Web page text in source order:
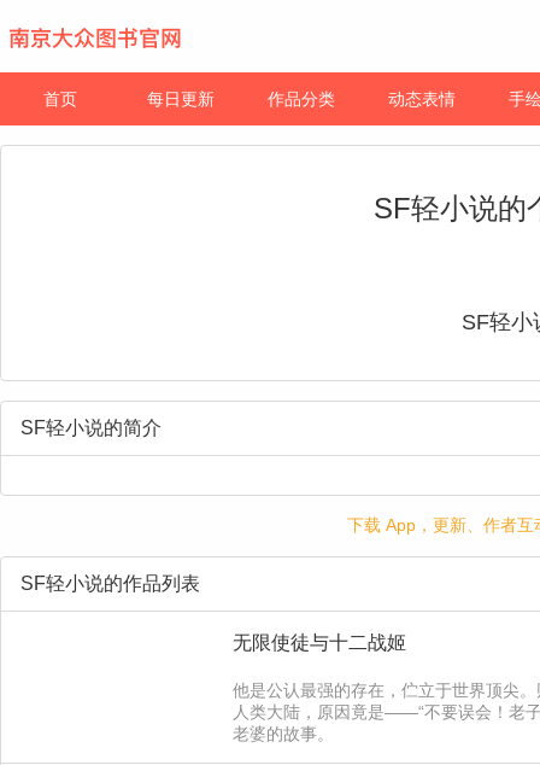
首页 每日更新 作品分类 动态表情 手
SF轻小说的
SF轻小
SF轻小说的简介
下载 App，更新、作者
SF轻小说的作品列表
无限使徒与十二战姬
他是公认最强的存在，伫立于世界顶尖
人类大陆，原因竟是——“不要误会！老
老婆的故事。